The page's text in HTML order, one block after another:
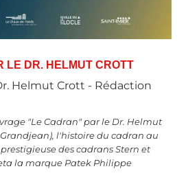
LE DR. HELMUT CROTT
"Le Cadran" par le Dr. Helmut
l'histoire du cadran au
des cadrans Stern et
la marque Patek Philippe